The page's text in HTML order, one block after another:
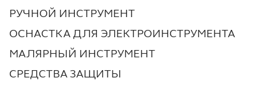
РУЧНОЙ ИНСТРУМЕНТ
ОСНАСТКА ДЛЯ ЭЛЕКТРОИНСТРУМЕНТА
МАЛЯРНЫЙ ИНСТРУМЕНТ
СРЕДСТВА ЗАЩИТЫ